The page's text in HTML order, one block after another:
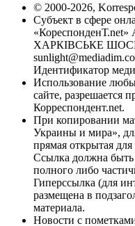
© 2000-2026,
Субъект в сфере
«КореспонденТ.net»
ХАРКІВСЬКЕ ШОСЕ,
Идентификатор
Использование
сайте, разрешается
Корреспондент.net.
При копировании
Украины и мира»,
прямая открытая
Ссылка должна быть
полного либо
Гиперссылка (для
размещена в
материала.
Новости с